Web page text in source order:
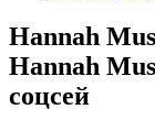
Hannah
Hannah
соцсей